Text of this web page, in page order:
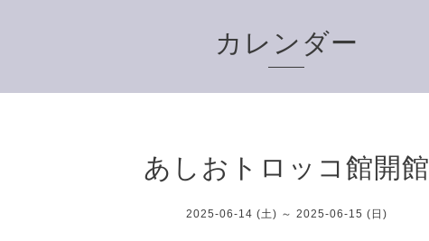
カレンダー
あしおトロッコ館開館
2025-06-14 (土) ～ 2025-06-15 (日)